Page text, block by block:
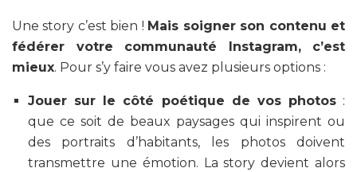
Une story c’est bien ! Mais soigner son contenu et
fédérer votre communauté Instagram, c’est
mieux. Pour s’y faire vous avez plusieurs options :
Jouer sur le côté poétique de vos photos:
que ce soit de beaux paysages qui inspirent ou
des portraits d’habitants, les photos doivent
transmettre une émotion. La story devient alors